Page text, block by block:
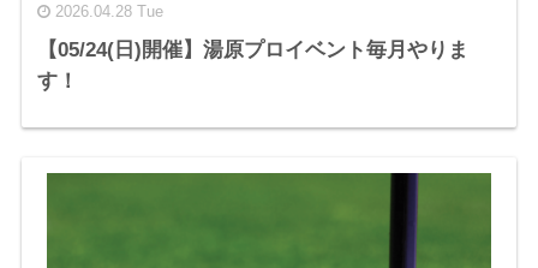
2026.04.28 Tue
【05/24(日)開催】湯原プロイベント毎月やりま
す！